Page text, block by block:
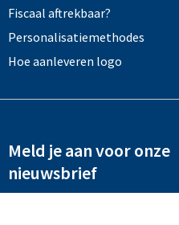
Fiscaal aftrekbaar?
Personalisatiemethodes
Hoe aanleveren logo
Meld je aan voor onze
nieuwsbrief